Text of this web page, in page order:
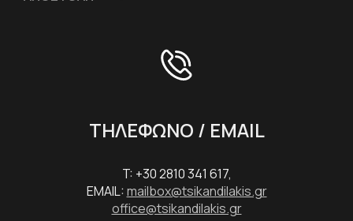
ΤΗΛΕΦΩΝΟ / EMAIL
T: +30 2810 341 617,
EMAIL:mailbox@tsikandilakis.gr
office@tsikandilakis.gr